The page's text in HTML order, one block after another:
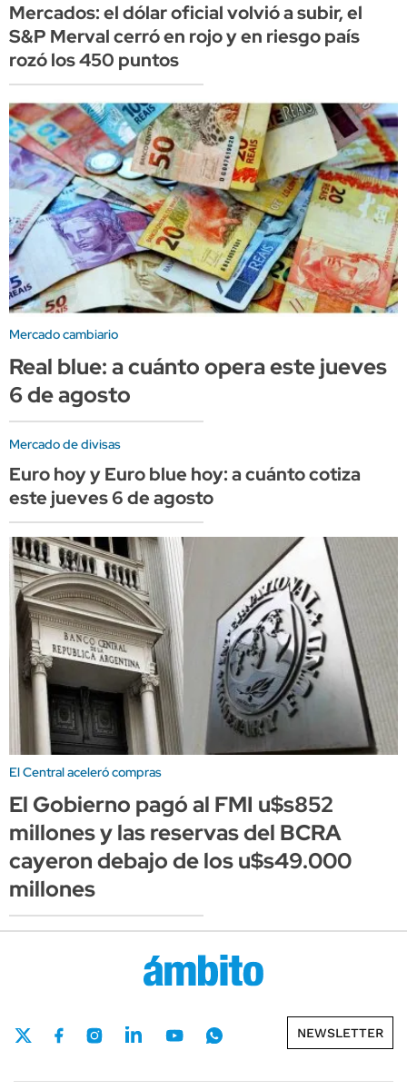
Mercados: el dólar oficial volvió a subir, el
S&P Merval cerró en rojo y en riesgo país
rozó los 450 puntos
Mercado cambiario
Real blue: a cuánto opera este jueves
6 de agosto
Mercado de divisas
Euro hoy y Euro blue hoy: a cuánto cotiza
este jueves 6 de agosto
El Central aceleró compras
El Gobierno pagó al FMI u$s852
millones y las reservas del BCRA
cayeron debajo de los u$s49.000
millones
NEWSLETTER